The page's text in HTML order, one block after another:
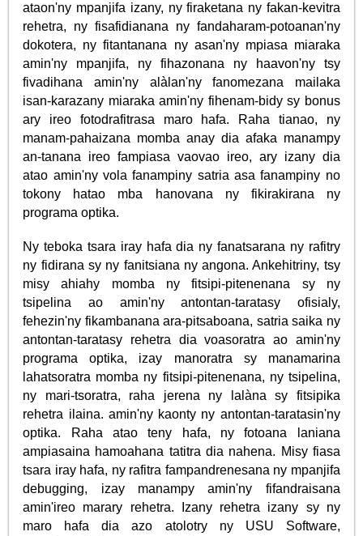
ataon'ny mpanjifa izany, ny firaketana ny fakan-kevitra
rehetra, ny fisafidianana ny fandaharam-potoanan'ny
dokotera, ny fitantanana ny asan'ny mpiasa miaraka
amin'ny mpanjifa, ny fihazonana ny haavon'ny tsy
fivadihana amin'ny alàlan'ny fanomezana mailaka
isan-karazany miaraka amin'ny fihenam-bidy sy bonus
ary ireo fotodrafitrasa maro hafa. Raha tianao, ny
manam-pahaizana momba anay dia afaka manampy
an-tanana ireo fampiasa vaovao ireo, ary izany dia
atao amin'ny vola fanampiny satria asa fanampiny no
tokony hatao mba hanovana ny fikirakirana ny
programa optika.
Ny teboka tsara iray hafa dia ny fanatsarana ny rafitry
ny fidirana sy ny fanitsiana ny angona. Ankehitriny, tsy
misy ahiahy momba ny fitsipi-pitenenana sy ny
tsipelina ao amin'ny antontan-taratasy ofisialy,
fehezin'ny fikambanana ara-pitsaboana, satria saika ny
antontan-taratasy rehetra dia voasoratra ao amin'ny
programa optika, izay manoratra sy manamarina
lahatsoratra momba ny fitsipi-pitenenana, ny tsipelina,
ny mari-tsoratra, raha jerena ny lalàna sy fitsipika
rehetra ilaina. amin'ny kaonty ny antontan-taratasin'ny
optika. Raha atao teny hafa, ny fotoana laniana
ampiasaina hamoahana tatitra dia nahena. Misy fiasa
tsara iray hafa, ny rafitra fampandrenesana ny mpanjifa
debugging, izay manampy amin'ny fifandraisana
amin'ireo marary rehetra. Izany rehetra izany sy ny
maro hafa dia azo atolotry ny USU Software,